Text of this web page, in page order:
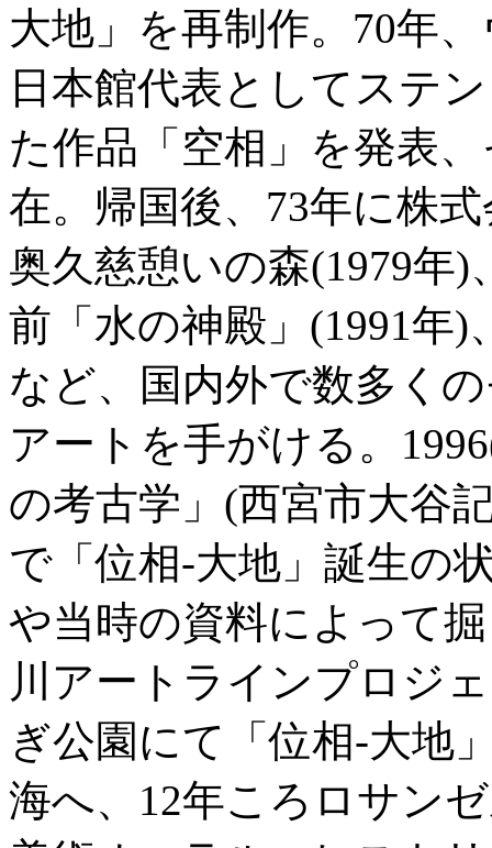
大地」を再制作。70年
日本館代表としてステ
た作品「空相」を発表
在。帰国後、73年に株
奥久慈憩いの森(1979年
前「水の神殿」(1991年)
など、国内外で数多く
アートを手がける。
の考古学」(西宮市大谷
で「位相-大地」誕生の
や当時の資料によって
川アートラインプロジ
ぎ公園にて「位相-大地
海へ、12年ころロサン